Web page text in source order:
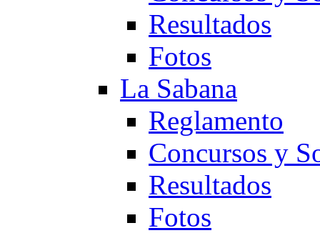
Resultados
Fotos
La Sabana
Reglamento
Concursos y
Resultados
Fotos